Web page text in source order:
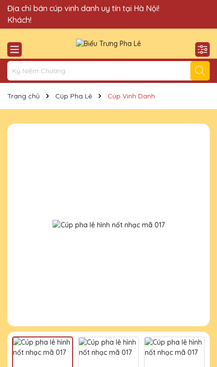
Quà Tặng Cúp Pha Lê Vinh Danh An Thảo xin chào Quý
Khách!
Địa chỉ bán cúp vinh danh uy tín tại Hà Nội!
Trang chủ Cúp Pha Lê Cúp Vinh Danh